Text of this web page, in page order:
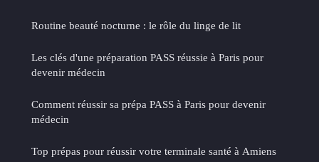
Routine beauté nocturne : le rôle du linge de lit
Les clés d'une préparation PASS réussie à Paris pour
devenir médecin
Comment réussir sa prépa PASS à Paris pour devenir
médecin
Top prépas pour réussir votre terminale santé à Amiens